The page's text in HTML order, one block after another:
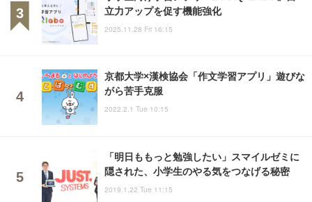
立力アップを促す機能強化
2025.11.28 Fri 16:15
京都大学×漢検協会「作文学習アプリ」遊びな
がら苦手克服
2022.2.1 Tue 10:15
「明日ももっと勉強したい」スマイルゼミに
隠された、小学生のやる気をつなげる秘密
2019.1.22 Tue 11:15